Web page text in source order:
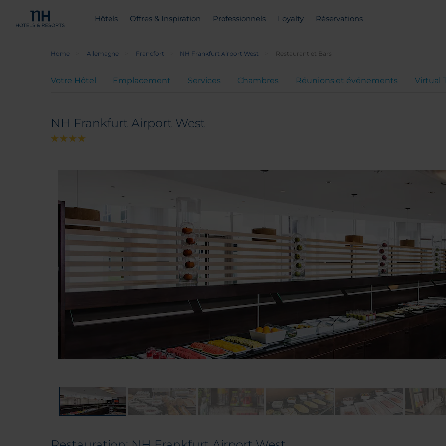
Hôtels Offres & Inspiration Professionnels Loyalty Réservations
Home Allemagne Francfort NH Frankfurt Airport West Restaurant et Bars
Votre Hôtel Emplacement Services Chambres Réunions et événements Virtual
NH Frankfurt Airport West